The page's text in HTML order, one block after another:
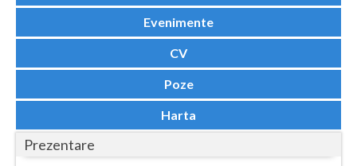
Giurgiu
Evenimente
CV
Poze
Harta
Prezentare